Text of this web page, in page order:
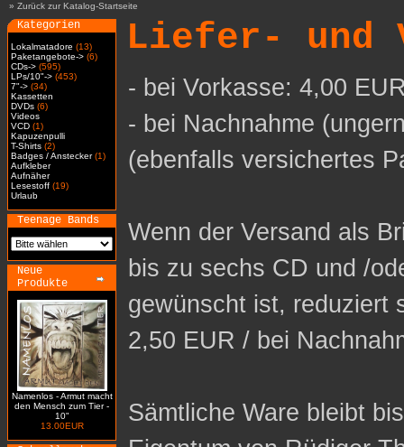
» Zurück zur Katalog-Startseite
Kategorien
Lokalmatadore (13)
Paketangebote-> (6)
CDs-> (595)
LPs/10"-> (453)
7"-> (34)
Kassetten
DVDs (6)
Videos
VCD (1)
Kapuzenpulli
T-Shirts (2)
Badges / Anstecker(1)
Aufkleber
Aufnäher
Lesestoff (19)
Urlaub
Teenage Bands
Neue
Produkte
Namenlos - Armut macht
den Mensch zum Tier -
10"
13.00EUR
Liefer- und
- bei Vorkasse: 4,00
- bei Nachnahme
(ebenfalls versichertes
Wenn der Versand als
bis zu sechs CD und /
gewünscht ist, reduziert
2,50 EUR / bei
Sämtliche Ware bleibt